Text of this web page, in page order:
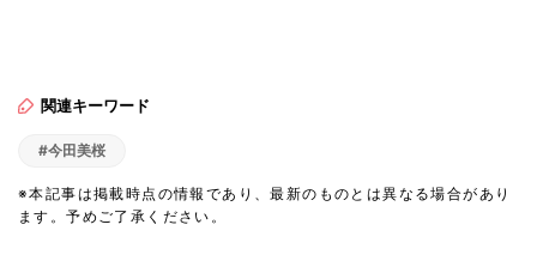
関連キーワード
#今田美桜
※本記事は掲載時点の情報であり、最新のものとは異なる場合があり
ます。予めご了承ください。